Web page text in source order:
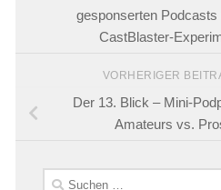
gesponserten Podcasts
CastBlaster-
VORHERIGER
Der 13. Blick – Mini-
Amateurs vs.
Suchen